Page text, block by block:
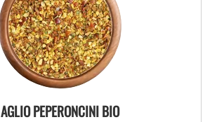
AGLIO PEPERONCINI BIO